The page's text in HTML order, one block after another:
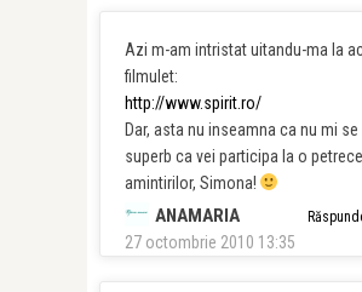
Azi m-am intristat uitandu-ma la
filmulet:
http://www.spirit.ro/
Dar, asta nu inseamna ca nu mi se
superb ca vei participa la o
amintirilor, Simona!
ANAMARIA
27 octombrie 2010 13:35